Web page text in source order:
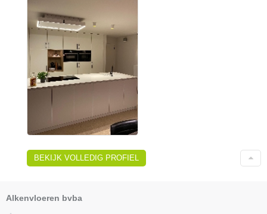
BEKIJK VOLLEDIG PROFIEL
Alkenvloeren bvba